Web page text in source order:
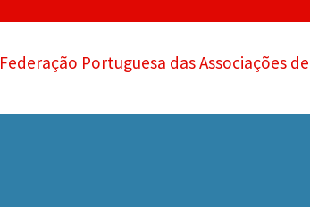
Federação Portuguesa das Associações